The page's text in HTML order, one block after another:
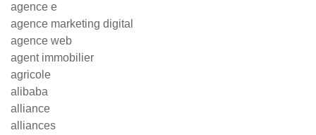
agence e
agence marketing digital
agence web
agent immobilier
agricole
alibaba
alliance
alliances